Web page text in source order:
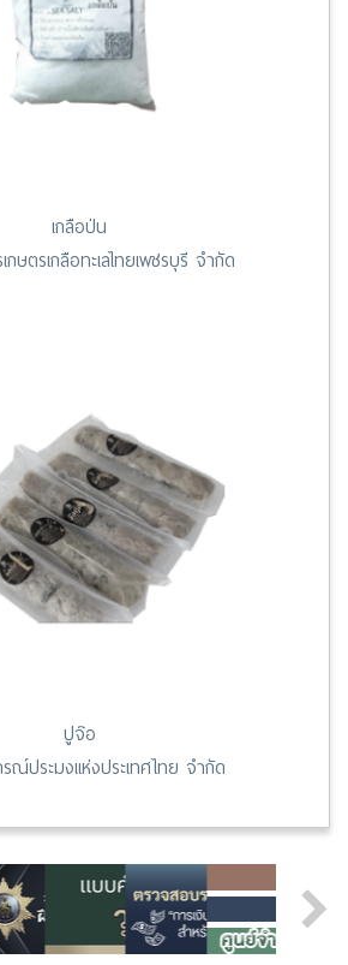
เกลือป่น
ษตรเกลือทะเลไทยเพชรบุรี จำกัด
ปูจ๊อ
ณ์ประมงแห่งประเทศไทย จำกัด